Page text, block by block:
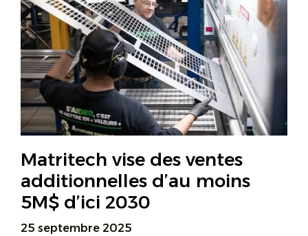
Matritech vise des ventes
additionnelles d’au moins
5M$ d’ici 2030
25 septembre 2025